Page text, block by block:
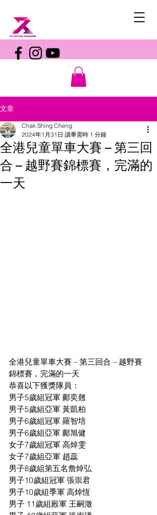
文章
全港兒童單車大賽 – 第三回
合 – 越野賽錦標賽，完滿的
一天
Chak Shing Cheng
2024年1月31日 讀畢需時 1 分鐘
全港兒童單車大賽 – 第三回合 – 越野賽
錦標賽，完滿的一天
恭喜以下獲獎隊員：
男子5歲組冠軍 鄺奕翹
男子5歲組亞軍 黃凱柏
男子6歲組冠軍 羅智培
男子6歲組亞軍 鄺旭健
女子7歲組冠軍 高焯雯
女子7歲組亞軍 趙蕊
男子8歲組第五名詹焯弘
男子10歲組冠軍 張崇君
男子10歲組季軍 高焯恆
男子 11歲組殿軍 王嗣澂